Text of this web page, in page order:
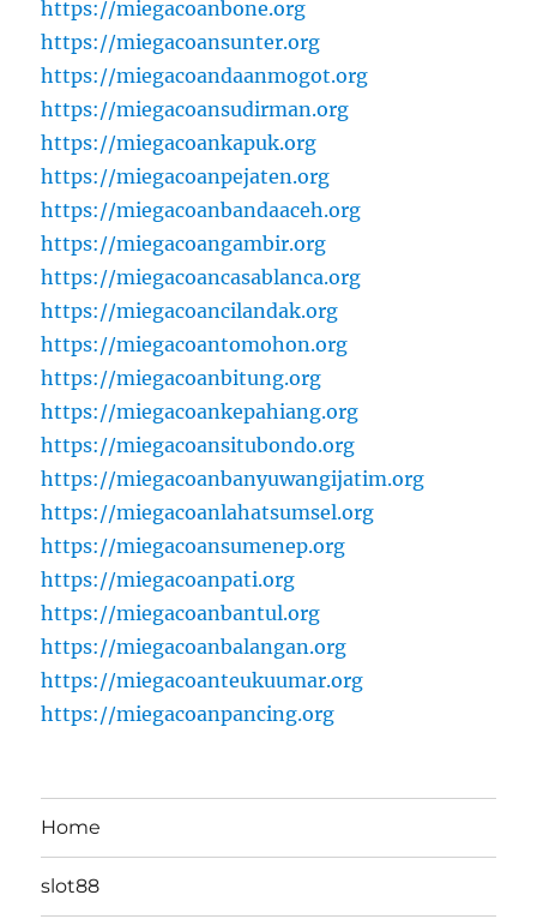
https://miegacoanbone.org
https://miegacoansunter.org
https://miegacoandaanmogot.org
https://miegacoansudirman.org
https://miegacoankapuk.org
https://miegacoanpejaten.org
https://miegacoanbandaaceh.org
https://miegacoangambir.org
https://miegacoancasablanca.org
https://miegacoancilandak.org
https://miegacoantomohon.org
https://miegacoanbitung.org
https://miegacoankepahiang.org
https://miegacoansitubondo.org
https://miegacoanbanyuwangijatim.org
https://miegacoanlahatsumsel.org
https://miegacoansumenep.org
https://miegacoanpati.org
https://miegacoanbantul.org
https://miegacoanbalangan.org
https://miegacoanteukuumar.org
https://miegacoanpancing.org
Home
slot88